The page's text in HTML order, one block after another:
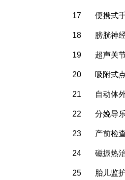
17 便携式
18 膀胱神
19 超声关
20 吸附式
21 自动体
22 分娩导
23 产前检
24 磁振热
25 胎儿监